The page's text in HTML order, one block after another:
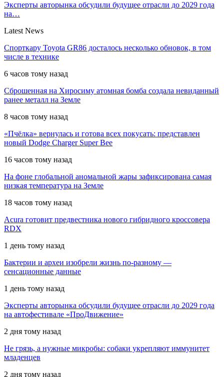
Эксперты авторынка обсудили будущее отрасли до 2029 года
на…
Latest News
Спорткару Toyota GR86 досталось несколько обновок, в том
числе в технике
6 часов тому назад
Сброшенная на Хиросиму атомная бомба создала невиданный
ранее металл на Земле
8 часов тому назад
«Пчёлка» вернулась и готова всех покусать: представлен
новый Dodge Charger Super Bee
16 часов тому назад
На фоне глобальной аномальной жары зафиксирована самая
низкая температура на Земле
18 часов тому назад
Acura готовит предвестника нового гибридного кроссовера
RDX
1 день тому назад
Бактерии и археи изобрели жизнь по-разному —
сенсационные данные
1 день тому назад
Эксперты авторынка обсудили будущее отрасли до 2029 года
на автофестивале «ПроДвижение»
2 дня тому назад
Не грязь, а нужные микробы: собаки укрепляют иммунитет
младенцев
2 дня тому назад